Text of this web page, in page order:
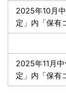
2025年10月
定」内「保有
2025年11月
定」内「保有